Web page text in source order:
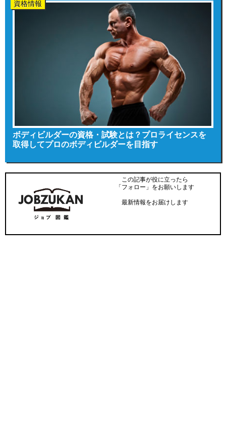
資格情報
ボディビルダーの資格・試験とは？プロライセンスを
取得してプロのボディビルダーを目指す
この記事が役に立ったら
「フォロー」をお願いします
最新情報をお届けします